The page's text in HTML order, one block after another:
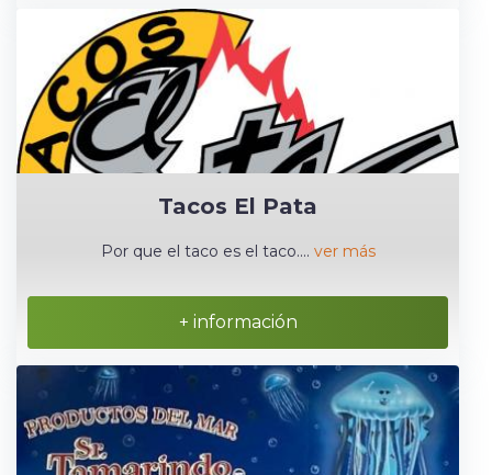
Tacos El Pata
Por que el taco es el taco.... ver más
+ información